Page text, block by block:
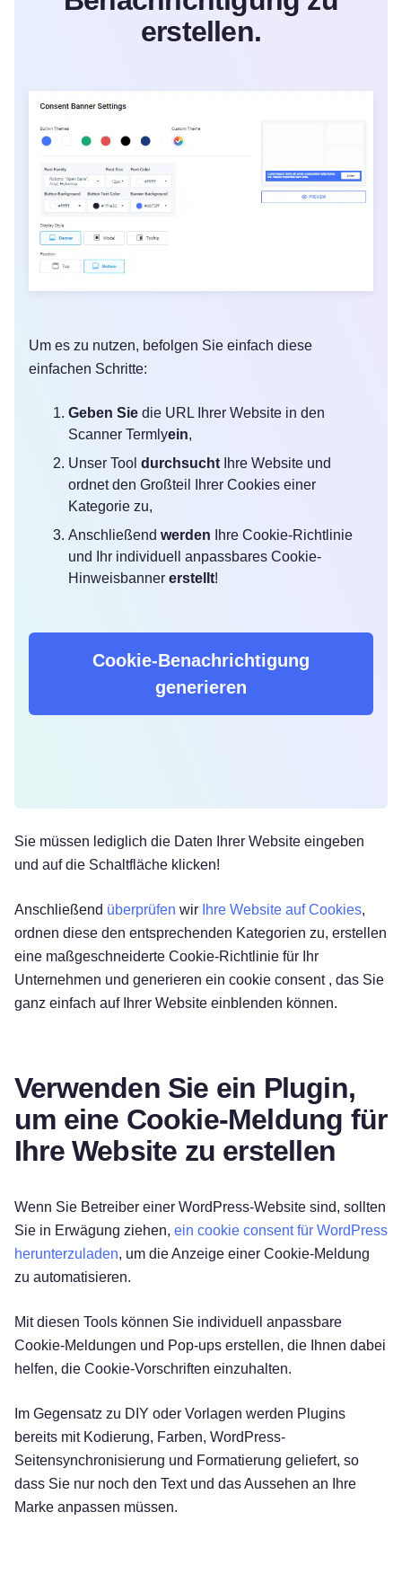
erstellen.
Um es zu nutzen, befolgen Sie einfach diese
einfachen Schritte:
Geben Sie die URL Ihrer Website in den
Scanner Termlyein,
Unser Tool durchsucht Ihre Website und
ordnet den Großteil Ihrer Cookies einer
Kategorie zu,
Anschließend werden Ihre Cookie-Richtlinie
und Ihr individuell anpassbares Cookie-
Hinweisbanner erstellt!
Cookie-Benachrichtigung
generieren
Sie müssen lediglich die Daten Ihrer Website eingeben
und auf die Schaltfläche klicken!
Anschließend überprüfen wir Ihre Website auf Cookies,
ordnen diese den entsprechenden Kategorien zu, erstellen
eine maßgeschneiderte Cookie-Richtlinie für Ihr
Unternehmen und generieren ein cookie consent , das Sie
ganz einfach auf Ihrer Website einblenden können.
Verwenden Sie ein Plugin,
um eine Cookie-Meldung für
Ihre Website zu erstellen
Wenn Sie Betreiber einer WordPress-Website sind, sollten
Sie in Erwägung ziehen, ein cookie consent für WordPress
herunterzuladen, um die Anzeige einer Cookie-Meldung
zu automatisieren.
Mit diesen Tools können Sie individuell anpassbare
Cookie-Meldungen und Pop-ups erstellen, die Ihnen dabei
helfen, die Cookie-Vorschriften einzuhalten.
Im Gegensatz zu DIY oder Vorlagen werden Plugins
bereits mit Kodierung, Farben, WordPress-
Seitensynchronisierung und Formatierung geliefert, so
dass Sie nur noch den Text und das Aussehen an Ihre
Marke anpassen müssen.